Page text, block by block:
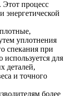
процесс
энергетической
уплотнения
спекания при
используется для
деталей,
и точного
более